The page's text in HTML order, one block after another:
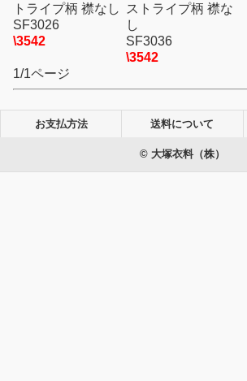
トライプ柄 襟なし
SF3026
\3542
ストライプ柄 襟な
し
SF3036
\3542
1/1ページ
お支払方法 送料について
© 大塚衣料（株）